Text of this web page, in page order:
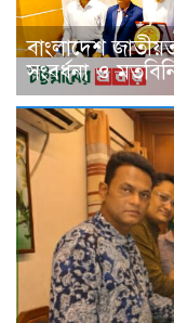
বাংলাদেশ
সংবর্ধনা ও